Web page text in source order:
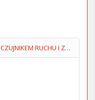
LAMPA LED CDA1 POJEDYŃCZA Z CZUJNIKEM RUCHU I ZMIERZCHOWYM